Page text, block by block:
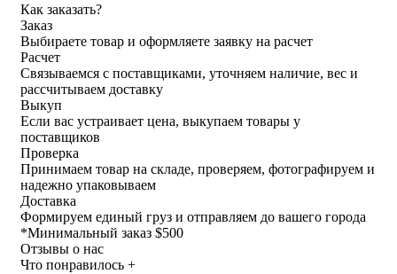
Как заказать?
Заказ
Выбираете товар и оформляете заявку на расчет
Расчет
Связываемся с поставщиками, уточняем наличие, вес и
рассчитываем доставку
Выкуп
Если вас устраивает цена, выкупаем товары у
поставщиков
Проверка
Принимаем товар на складе, проверяем, фотографируем и
надежно упаковываем
Доставка
Формируем единый груз и отправляем до вашего города
*Минимальный заказ $500
Отзывы о нас
Что понравилось +